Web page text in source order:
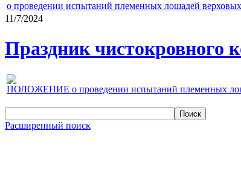
о проведении испытаний племенных лошадей
11/7/2024
Праздник чистокровного
ПОЛОЖЕНИЕ о проведении испытаний племенных
Расширенный поиск